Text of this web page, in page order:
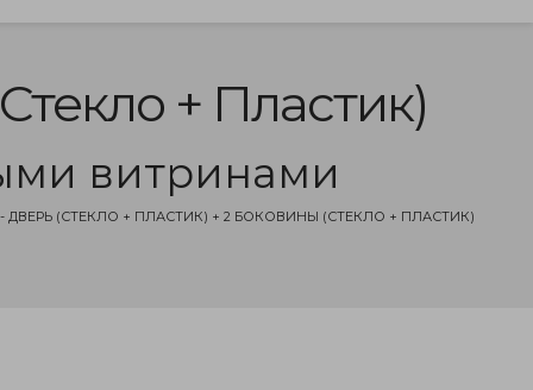
+ Пластик)
витринами
(СТЕКЛО + ПЛАСТИК) + 2 БОКОВИНЫ (СТЕКЛО + ПЛАСТИК)